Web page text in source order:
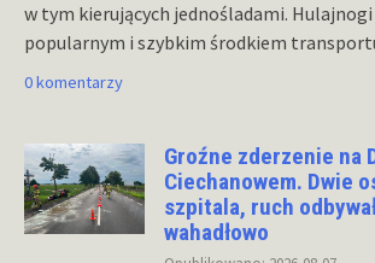
w tym kierujących jednośladami.
popularnym i szybkim środkiem
0 komentarzy
Groźne zderzenie na
Ciechanowem. Dwie
szpitala, ruch
wahadłowo